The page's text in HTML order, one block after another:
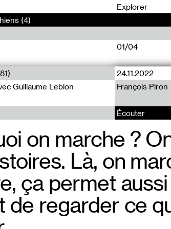
Explorer
(4)
01/04
24.11.2022
Guillaume Leblon
François Piron
Écouter
on marche ?
Là, on
ça permet
de regarder ce
Conversation
Absalon Absalon
Une
faire
Offprint (13)
Paraguay Press
de
vie,